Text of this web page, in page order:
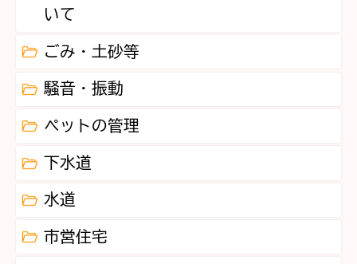
いて
ごみ・土砂等
騒音・振動
ペットの管理
下水道
水道
市営住宅